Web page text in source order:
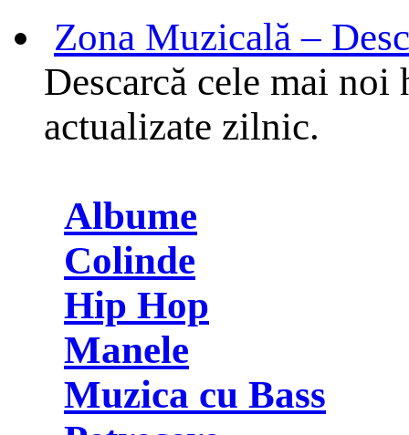
Zona Muzicală –
Descarcă cele mai
actualizate zilnic.
Albume
Colinde
Hip Hop
Manele
Muzica cu Bass